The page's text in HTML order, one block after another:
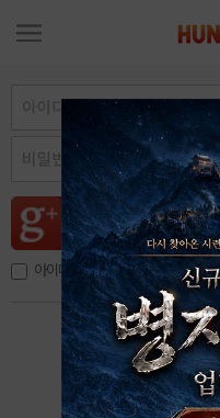
아이디, 이메일 저장
아이디 / 비밀